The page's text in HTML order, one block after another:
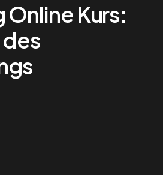
Online Kurs:
des